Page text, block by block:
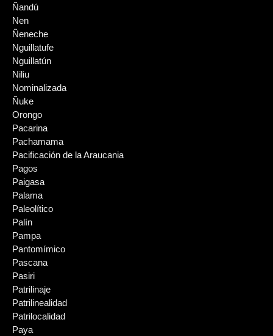
Ñandú
Nen
Ñeneche
Nguillatufe
Nguillatún
Niliu
Nominalizada
Ñuke
Orongo
Pacarina
Pachamama
Pacificación de la Araucania
Pagos
Paigasa
Palama
Paleolítico
Palín
Pampa
Pantomímico
Pascana
Pasiri
Patrilinaje
Patrilinealidad
Patrilocalidad
Paya